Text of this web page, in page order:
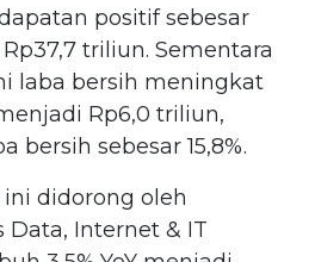
positif sebesar
triliun. Sementara
laba bersih meningkat
Rp6,0 triliun,
bersih sebesar 15,8%.
didorong oleh
Internet & IT